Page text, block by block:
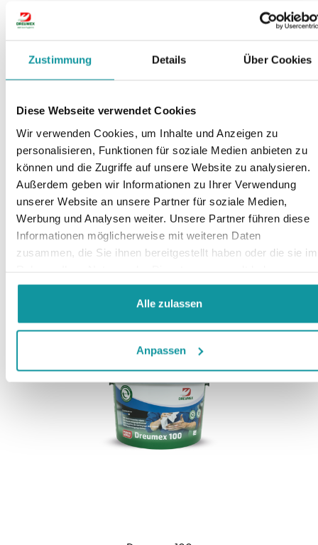
Zustimmung Details Über Cookies
Diese Webseite verwendet Cookies
Wir verwenden Cookies, um Inhalte und Anzeigen zu
personalisieren, Funktionen für soziale Medien anbieten zu
können und die Zugriffe auf unsere Website zu analysieren.
Außerdem geben wir Informationen zu Ihrer Verwendung
unserer Website an unsere Partner für soziale Medien,
Werbung und Analysen weiter. Unsere Partner führen diese
Informationen möglicherweise mit weiteren Daten
zusammen, die Sie ihnen bereitgestellt haben oder die sie im
Alle zulassen
Anpassen
Dreumex Natural